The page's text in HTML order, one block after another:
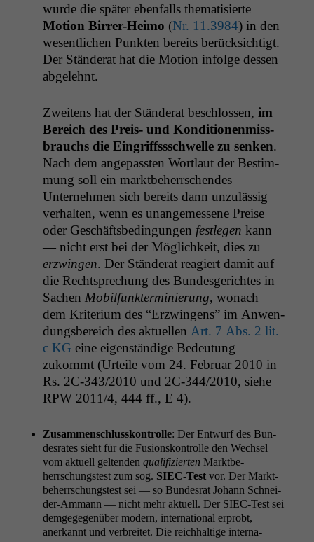
wurde die später eben­falls the­ma­tisierte
Motion Bir­rer-Heimo (Nr. 11.3984) in den
wesentlichen Punk­ten bere­its berück­sichtigt.
Der Stän­der­at hat die Motion infolge dessen
abgelehnt.
Zweit­ens hat der Stän­der­at beschlossen, im
Bere­ich des Preis- und Kon­di­tio­nen­miss­
brauchs die Ein­griff­sss­chwelle zu senken.
Nach dem angepassten Wort­laut der Bes­tim­
mung soll ein mark­t­be­herrschen­des
Unternehmen sich bere­its dann unzuläs­sig
ver­hal­ten, wenn es unangemessene Preise
oder Geschäfts­be­din­gun­gen fes­tle­gen kann
— nicht erst bei der Möglichkeit, dies zu
erzwin­gen. Der Stän­der­at reagiert damit auf
die Recht­sprechung des Bun­des­gericht­es in
Sachen Mobil­funk­ter­minierung, wonach
dem Kri­teri­um des “Erzwin­gens” im Anwen­
dungs­bere­ich des aktuellen Art. 7 Abs. 2 lit.
c KG eine eigen­ständi­ge Bedeu­tung
zukommt (Urteile vom 24. Feb­ru­ar 2010 in
Rs. 2C-343/2010 und 2C-344/2010, siehe
RPW 2011/4, 444 ff., E 4).
Zusam­men­schlusskon­trolle: Der Entwurf des Bun­
desrates sieht für die Fusion­skon­trolle den Wech­sel
vom aktuell gel­tenden qual­i­fizierten Mark­t­be­
herrschung­stest zum sog. SIEC-Test vor. Der Mark­t­
be­herrschung­stest sei — so Bun­desrat Johann Schnei­
der-Ammann — nicht mehr aktuell. Der SIEC-Test sei
demgege­genüber mod­ern, inter­na­tion­al erprobt,
anerkan­nt und ver­bre­it­et. Die reich­haltige inter­na­